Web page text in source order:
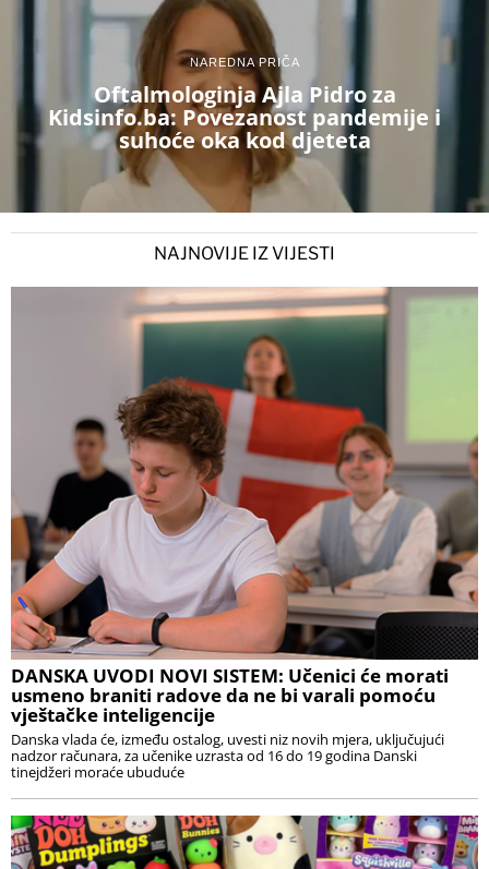
NAREDNA PRIČA
Oftalmologinja Ajla Pidro za
Kidsinfo.ba: Povezanost pandemije i
suhoće oka kod djeteta
NAJNOVIJE IZ VIJESTI
DANSKA UVODI NOVI SISTEM: Učenici će morati
usmeno braniti radove da ne bi varali pomoću
vještačke inteligencije
Danska vlada će, između ostalog, uvesti niz novih mjera, uključujući
nadzor računara, za učenike uzrasta od 16 do 19 godina Danski
tinejdžeri moraće ubuduće